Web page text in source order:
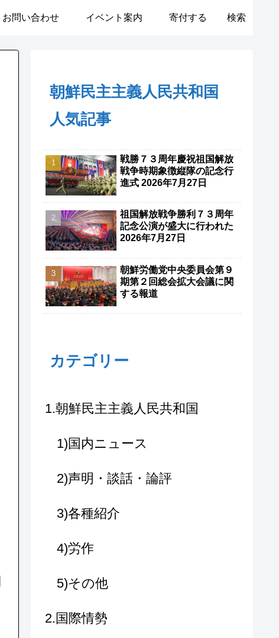
お問い合わせ イベント案内 寄付する 検索
朝鮮民主主義人民共和国
人気記事
戦勝７３周年慶祝祖国解放
戦争時期象徴縦隊の記念行
進式 2026年7月27日
祖国解放戦争勝利７３周年
記念公演が盛大に行われた
2026年7月27日
朝鮮労働党中央委員会第９
期第２回総会拡大会議に関
する報道
カテゴリー
1.朝鮮民主主義人民共和国
1)国内ニュース
2)声明・談話・論評
3)各種紹介
4)労作
5)その他
2.国際情勢